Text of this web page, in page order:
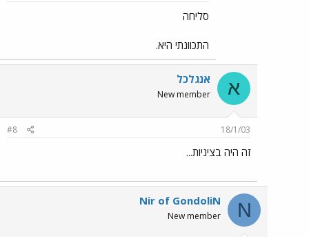
סליחה
התכוונתי היא.
א אנגלכל
New member
18/1/03
#8
זה היה בציניות...
N
Nir of GondoliN
New member